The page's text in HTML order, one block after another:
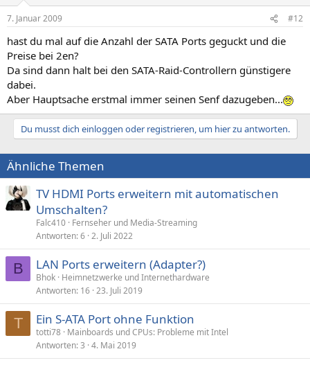
7. Januar 2009 #12
hast du mal auf die Anzahl der SATA Ports geguckt und die
Preise bei 2en?
Da sind dann halt bei den SATA-Raid-Controllern günstigere
dabei.
Aber Hauptsache erstmal immer seinen Senf dazugeben...
Du musst dich einloggen oder registrieren, um hier zu antworten.
Ähnliche Themen
TV HDMI Ports erweitern mit automatischen
Umschalten?
Falc410 Fernseher und Media-Streaming
Antworten 6 2. Juli 2022
B LAN Ports erweitern (Adapter?)
Bhok Heimnetzwerke und Internethardware
Antworten 16 23. Juli 2019
T Ein S-ATA Port ohne Funktion
totti78 Mainboards und CPUs: Probleme mit Intel
Antworten 3 4. Mai 2019